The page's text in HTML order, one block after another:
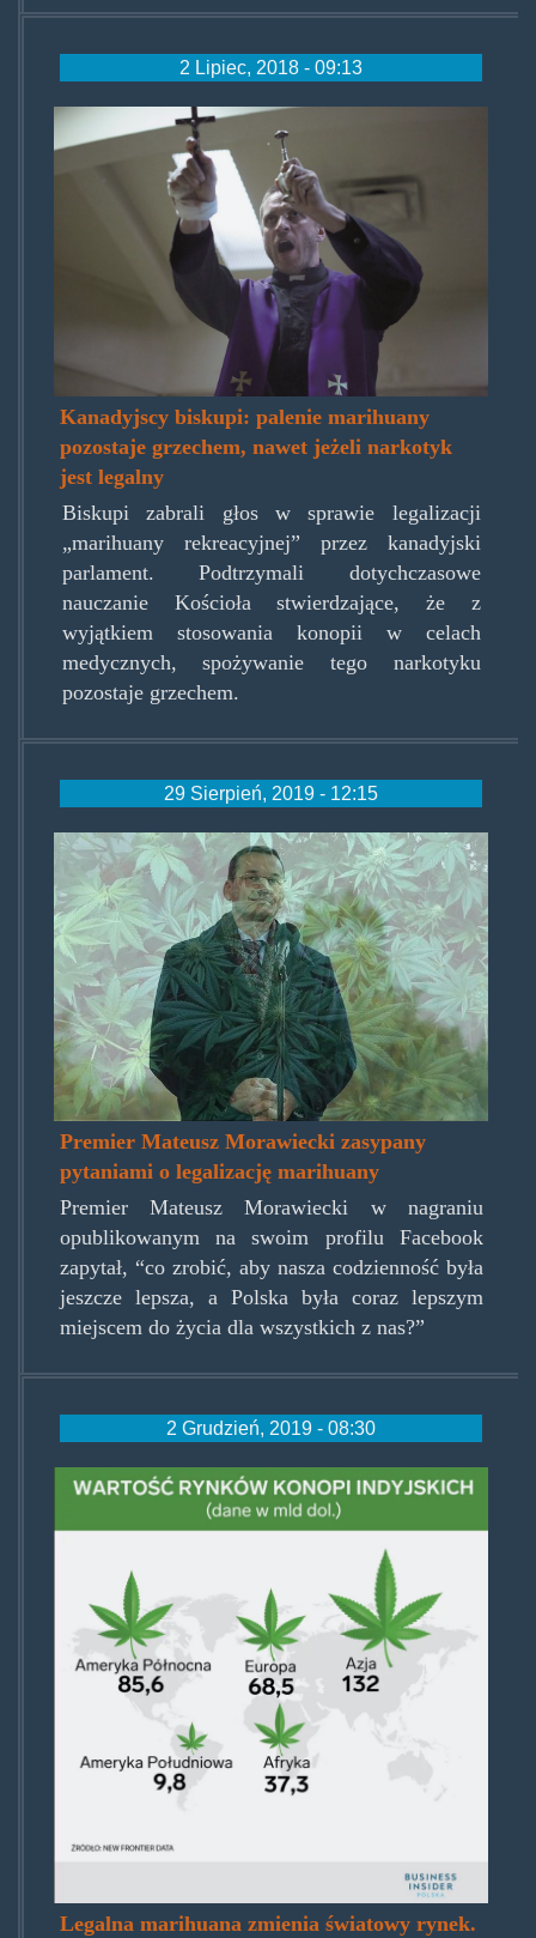
2 Lipiec, 2018 - 09:13
the-
exorcism-.jpg
Kanadyjscy biskupi: palenie marihuany
pozostaje grzechem, nawet jeżeli narkotyk
jest legalny
Biskupi zabrali głos w sprawie legalizacji
„marihuany rekreacyjnej” przez kanadyjski
parlament. Podtrzymali dotychczasowe
nauczanie Kościoła stwierdzające, że z
wyjątkiem stosowania konopii w celach
medycznych, spożywanie tego narkotyku
pozostaje grzechem.
29 Sierpień, 2019 - 12:15
morawiecki-
marihuana.jpg
Premier Mateusz Morawiecki zasypany
pytaniami o legalizację marihuany
Premier Mateusz Morawiecki w nagraniu
opublikowanym na swoim profilu Facebook
zapytał, “co zrobić, aby nasza codzienność była
jeszcze lepsza, a Polska była coraz lepszym
miejscem do życia dla wszystkich z nas?”
2 Grudzień, 2019 - 08:30
cannarynki.png
Legalna marihuana zmienia światowy rynek.